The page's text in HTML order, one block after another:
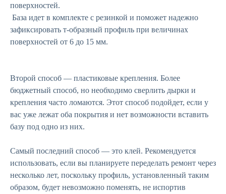
поверхностей.
База идет в комплекте с резинкой и поможет надежно
зафиксировать т-образный профиль при величинах
поверхностей от 6 до 15 мм.
Второй способ — пластиковые крепления. Более
бюджетный способ, но необходимо сверлить дырки и
крепления часто ломаются. Этот способ подойдет, если у
вас уже лежат оба покрытия и нет возможности вставить
базу под одно из них.
Самый последний способ — это клей. Рекомендуется
использовать, если вы планируете переделать ремонт через
несколько лет, поскольку профиль, установленный таким
образом, будет невозможно поменять, не испортив